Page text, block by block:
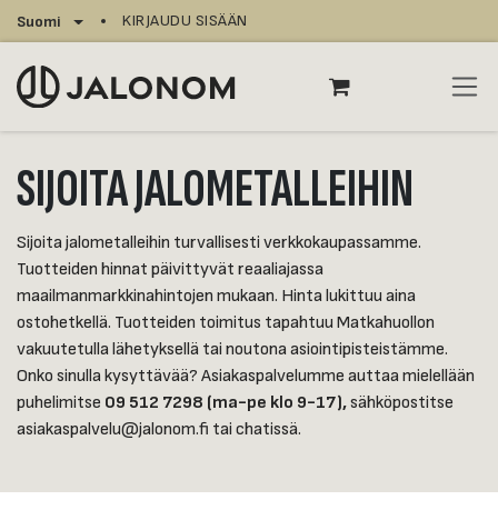
Siirry sisältöön
Suomi KIRJAUDU SISÄÄN
SIJOITA JALOMETALLEIHIN
Sijoita jalometalleihin turvallisesti verkkokaupassamme.
Tuotteiden hinnat päivittyvät reaaliajassa
maailmanmarkkinahintojen mukaan. Hinta lukittuu aina
ostohetkellä. Tuotteiden toimitus tapahtuu Matkahuollon
vakuutetulla lähetyksellä tai noutona asiointipisteistämme.
Onko sinulla kysyttävää? Asiakaspalvelumme auttaa mielellään
puhelimitse 09 512 7298 (ma-pe klo 9-17),sähköpostitse
asiakaspalvelu@jalonom.fi tai chatissä.